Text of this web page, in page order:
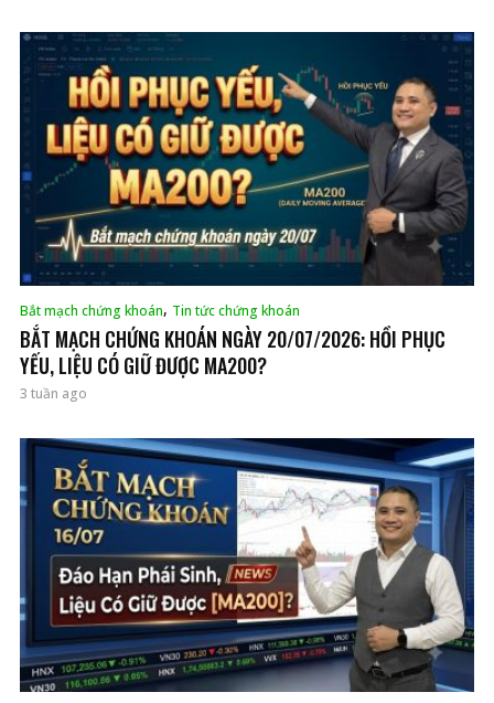
Bắt mạch chứng khoán, Tin tức chứng khoán
BẮT MẠCH CHỨNG KHOÁN NGÀY 20/07/2026: HỒI PHỤC
YẾU, LIỆU CÓ GIỮ ĐƯỢC MA200?
3 tuần ago